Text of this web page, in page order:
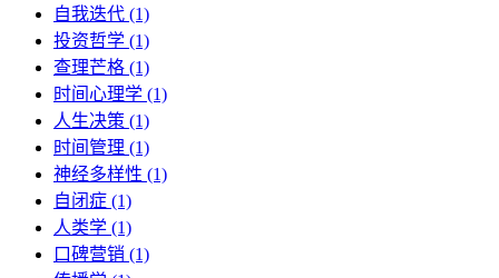
自我迭代 (1)
投资哲学 (1)
查理芒格 (1)
时间心理学 (1)
人生决策 (1)
时间管理 (1)
神经多样性 (1)
自闭症 (1)
人类学 (1)
口碑营销 (1)